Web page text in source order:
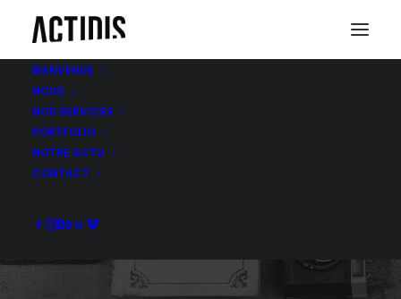
BIENVENUE
NOUS
NOS SERVICES
PORTFOLIO
NOTRE ACTU
CONTACT